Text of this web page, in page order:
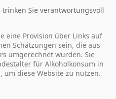
trinken Sie verantwortungsvoll
eine Provision über Links auf
Schätzungen sein, die aus
umgerechnet wurden. Sie
für Alkoholkonsum in
diese Website zu nutzen.